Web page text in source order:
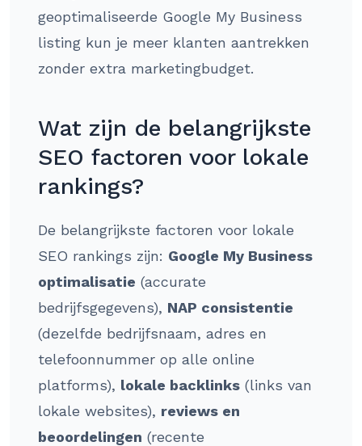
geoptimaliseerde Google My Business
listing kun je meer klanten aantrekken
zonder extra marketingbudget.
Wat zijn de belangrijkste
SEO factoren voor lokale
rankings?
De belangrijkste factoren voor lokale
SEO rankings zijn: Google My Business
optimalisatie (accurate
bedrijfsgegevens), NAP consistentie
(dezelfde bedrijfsnaam, adres en
telefoonnummer op alle online
platforms), lokale backlinks (links van
lokale websites), reviews en
beoordelingen (recente